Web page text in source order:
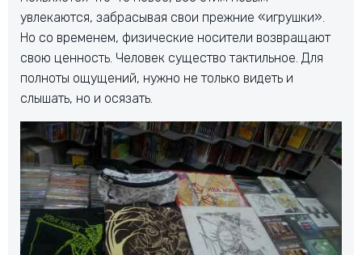
увлекаются, забрасывая свои прежние «игрушки».
Но со временем, физические носители возвращают
свою ценность. Человек существо тактильное. Для
полноты ощущений, нужно не только видеть и
слышать, но и осязать.